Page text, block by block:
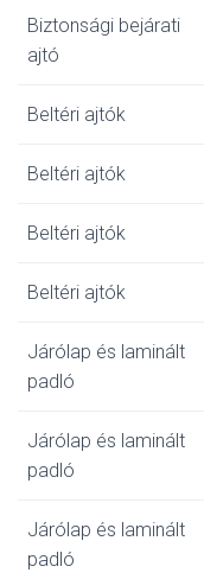
Biztonsági bejárati
ajtó
Beltéri ajtók
Beltéri ajtók
Beltéri ajtók
Beltéri ajtók
Járólap és laminált
padló
Járólap és laminált
padló
Járólap és laminált
padló